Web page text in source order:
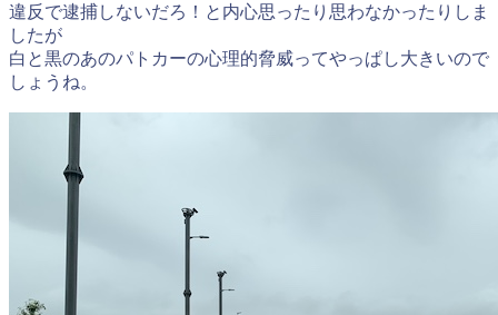
違反で逮捕しないだろ！と内心思ったり思わなかったりしま
したが
白と黒のあのパトカーの心理的脅威ってやっぱし大きいので
しょうね。